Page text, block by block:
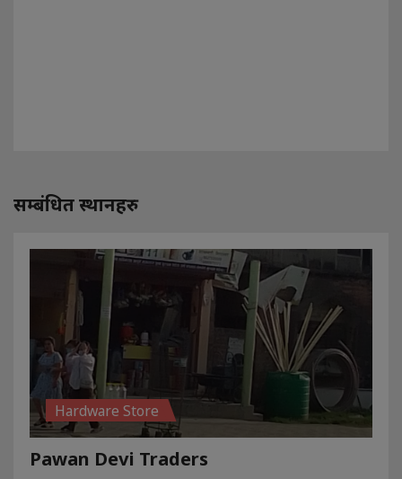
सम्बंधित स्थानहरु
Hardware Store
Pawan Devi Traders